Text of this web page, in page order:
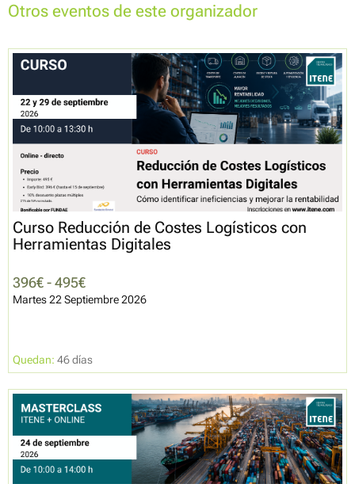
Otros eventos de este organizador
Curso Reducción de Costes Logísticos con
Herramientas Digitales
396€ - 495€
Martes 22 Septiembre 2026
Quedan: 46 días